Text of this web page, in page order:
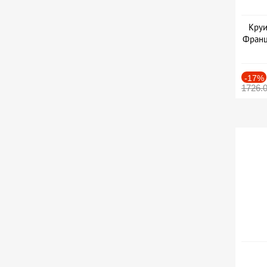
-17%